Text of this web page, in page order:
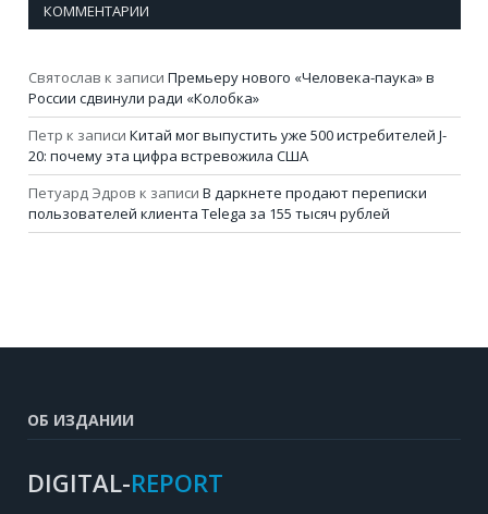
КОММЕНТАРИИ
Святослав к записи Премьеру нового «Человека-паука» в
России сдвинули ради «Колобка»
Петр к записи Китай мог выпустить уже 500 истребителей J-
20: почему эта цифра встревожила США
Петуард Эдров к записи В даркнете продают переписки
пользователей клиента Telega за 155 тысяч рублей
ОБ ИЗДАНИИ
DIGITAL-REPORT